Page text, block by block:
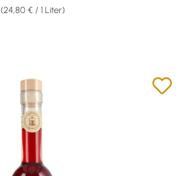
(24,80 € / 1 Liter)